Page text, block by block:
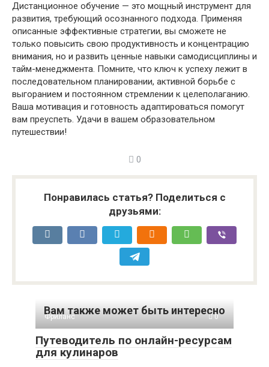
Дистанционное обучение — это мощный инструмент для
развития, требующий осознанного подхода. Применяя
описанные эффективные стратегии, вы сможете не
только повысить свою продуктивность и концентрацию
внимания, но и развить ценные навыки самодисциплины и
тайм-менеджмента. Помните, что ключ к успеху лежит в
последовательном планировании, активной борьбе с
выгоранием и постоянном стремлении к целеполаганию.
Ваша мотивация и готовность адаптироваться помогут
вам преуспеть. Удачи в вашем образовательном
путешествии!
0
Понравилась статья? Поделиться с
друзьями:
Вам также может быть интересно
Фриланс 0
Путеводитель по онлайн-ресурсам
для кулинаров